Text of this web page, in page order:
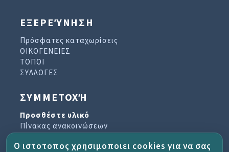
ΕΞΕΡΕΎΝΗΣΗ
Πρόσφατες καταχωρίσεις
ΟΙΚΟΓΕΝΕΙΕΣ
ΤΟΠΟΙ
ΣΥΛΛΟΓΕΣ
ΣΥΜΜΕΤΟΧΉ
Προσθέστε υλικό
Πίνακας ανακοινώσεων
Αρχείο ενημερωτικών δελτίων
Ο ιστοτοπος χρησιμοποιει cookies για να σας